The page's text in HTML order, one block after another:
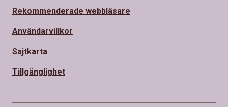
Rekommenderade webbläsare
Användarvillkor
Sajtkarta
Tillgänglighet